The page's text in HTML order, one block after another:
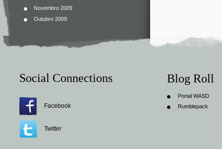
Novembro 2009
Outubro 2009
Social Connections
Facebook
Twitter
Blog Roll
Portal WASD
Rumblepack